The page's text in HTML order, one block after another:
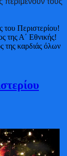
του Περιστερίου!
της Α΄ Εθνικής!
της καρδιάς όλων